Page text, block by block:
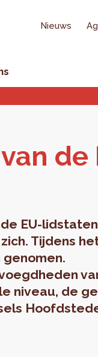
Nieuws
de
EU-
Tijdens
niveau, de